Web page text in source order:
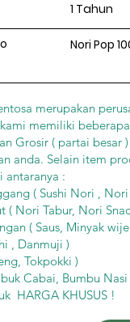
1 Tahun
Nori Pop
merupakan
memiliki
Grosir ( partai besar
anda. Selain item
antaranya :
( Sushi Nori ,
( Nori Tabur, Nori
( Saus, Minyak
, Danmuji )
Tokpokki )
Cabai, Bumbu
HARGA KHUSUS !